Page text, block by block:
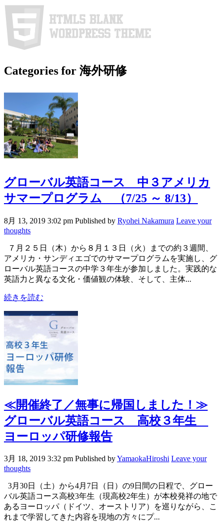
Categories for 海外研修
グローバル英語コース 中３アメリカ
サマープログラム （7/25 ～ 8/13）
8月 13, 2019 3:02 pm Published by Ryohei Nakamura Leave your
thoughts
７月２５日（木）から８月１３日（火）までの約３週間、
アメリカ・サンディエゴでのサマープログラムを実施し、グ
ローバル英語コースの中学３年生が参加しました。実践的な
英語力と異なる文化・価値観の体験、そして、主体...
続きを読む
≪開催終了／無事に帰国しました！≫
グローバル英語コース 高校３年生
ヨーロッパ研修報告
3月 18, 2019 3:32 pm Published byYamaokaHiroshi Leave your
thoughts
3月30日（土）から4月7日（日）の9日間の日程で、グロー
バル英語コース高校3年生（現高校2年生）が本校発祥の地で
あるヨーロッパ（ドイツ、オーストリア）を巡りながら、こ
れまで学習してきた内容を現地の方々にプ...